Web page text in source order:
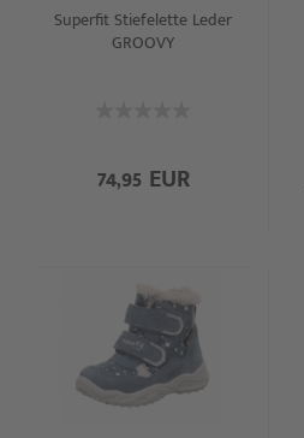
Superfit Stiefelette Leder
GROOVY
74,95 EUR